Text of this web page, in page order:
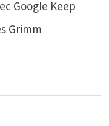
Google Keep
Grimm